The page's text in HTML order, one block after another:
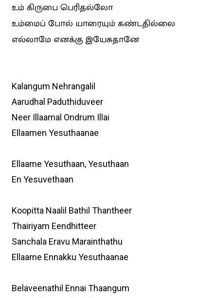
உம் கிருபை பெரிதல்லோ
உம்மைப் போல் யாரையும் கண்டதில்லை
எல்லாமே எனக்கு இயேசுதானே
Kalangum Nehrangalil
Aarudhal Paduthiduveer
Neer Illaamal Ondrum Illai
Ellaamen Yesuthaanae
Ellaame Yesuthaan, Yesuthaan
En Yesuvethaan
Koopitta Naalil Bathil Thantheer
Thairiyam Eendhitteer
Sanchala Eravu Marainthathu
Ellaame Ennakku Yesuthaanae
Belaveenathil Ennai Thaangum